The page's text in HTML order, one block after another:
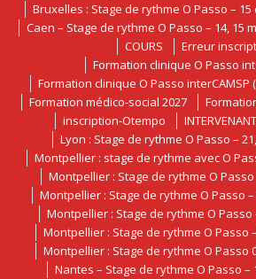
Bruxelles : Stage de rythme O Passo –
Caen – Stage de rythme O Passo – 14, 15
COURS
Erreur
Formation clinique O Passo
Formation clinique O Passo interCAMSP
Formation médico-social 2027
inscription-Otempo
Lyon : Stage de rythme O Passo –
Montpellier : stage de rythme avec O
Montpellier : Stage de rythme O Passo
Montpellier : Stage de rythme O Passo –
Montpellier : Stage de rythme O Passo
Montpellier : Stage de rythme O Passo
Montpellier : Stage de rythme O Passo
Nantes – Stage de rythme O Passo –